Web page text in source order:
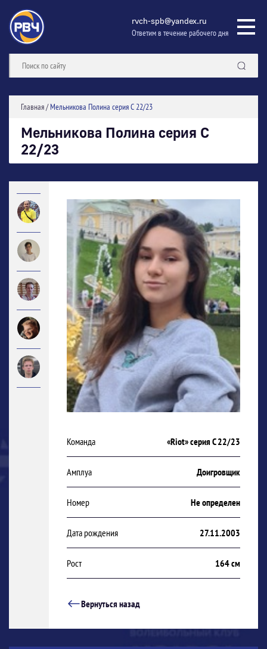
rvch-spb@yandex.ru
Ответим в течение рабочего дня
Главная/Мельникова Полина серия С 22/23
Мельникова Полина серия С
22/23
Команда «Riot» серия С 22/23
Амплуа Доигровщик
Номер Не определен
Дата рождения 27.11.2003
Рост 164 см
Вернуться назад